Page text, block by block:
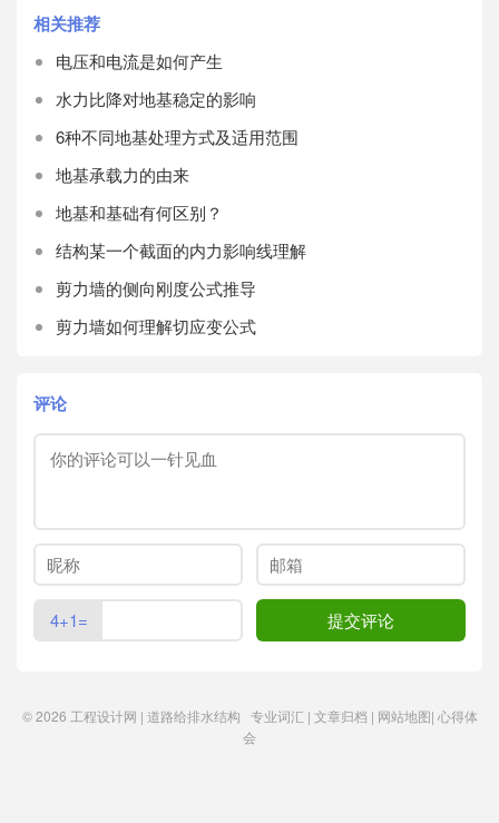
相关推荐
电压和电流是如何产生
水力比降对地基稳定的影响
6种不同地基处理方式及适用范围
地基承载力的由来
地基和基础有何区别？
结构某一个截面的内力影响线理解
剪力墙的侧向刚度公式推导
剪力墙如何理解切应变公式
评论
4+1=
© 2026 工程设计网 | 道路给排水结构 专业词汇 | 文章归档 | 网站地图| 心得体
会